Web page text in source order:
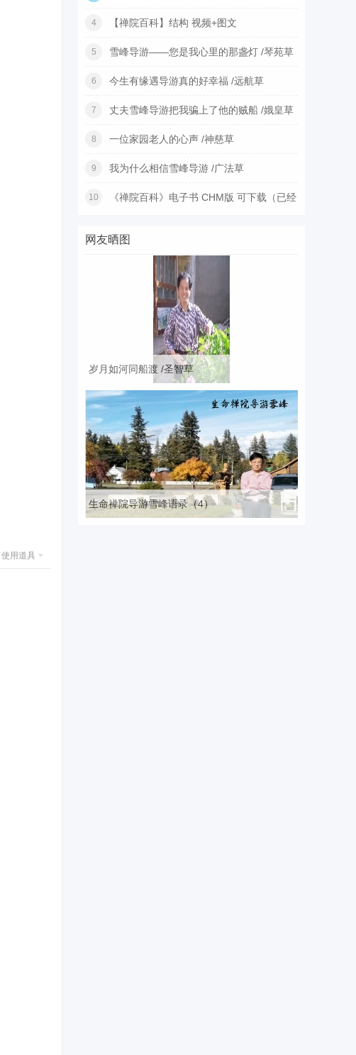
使用道具
4 【禅院百科】结构 视频+图文
5 雪峰导游——您是我心里的那盏灯 /琴苑草
6 今生有缘遇导游真的好幸福 /远航草
7 丈夫雪峰导游把我骗上了他的贼船 /娥皇草
8 一位家园老人的心声 /神慈草
9 我为什么相信雪峰导游 /广法草
10 《禅院百科》电子书 CHM版 可下载（已经
网友晒图
岁月如河同船渡 /圣智草
生命禅院导游雪峰语录（4）